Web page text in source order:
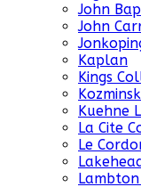
John
John
Kaplan
Kings
Kuehne
La Cite
Le